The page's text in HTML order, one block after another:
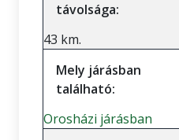
távolsága:
43 km.
Mely járásban
található:
Orosházi járásban